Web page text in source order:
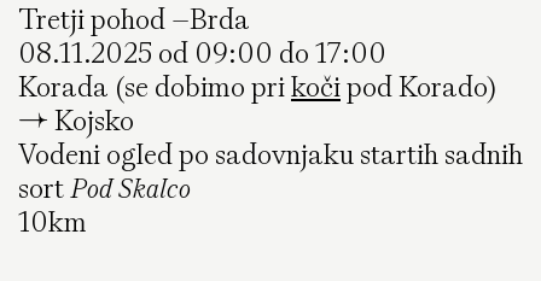
Tretji pohod –Brda
08.11.2025 od 09:00 do 17:00
Korada (se dobimo prikočipod Korado)
→ Kojsko
Vodeni ogled po sadovnjaku startih sadnih
sortPod Skalco
10km